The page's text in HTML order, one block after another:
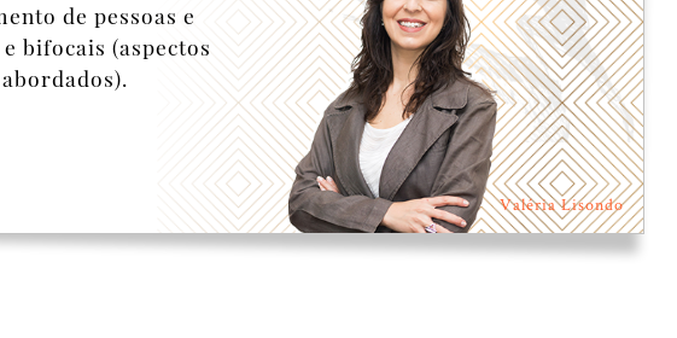
de pessoas e
bifocais (aspectos
Valéria Lisondo